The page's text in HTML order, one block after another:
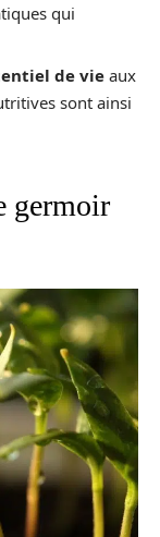
qui
de vie aux
sont ainsi
germoir